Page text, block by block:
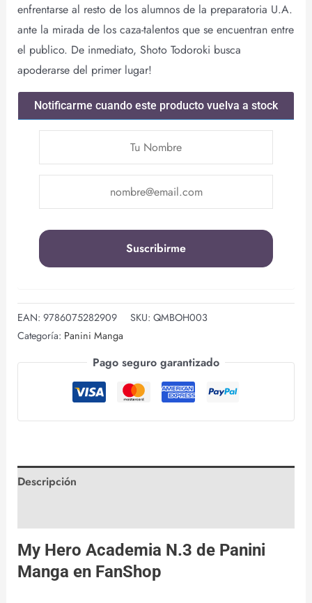
enfrentarse al resto de los alumnos de la preparatoria U.A.
ante la mirada de los caza-talentos que se encuentran entre
el publico. De inmediato, Shoto Todoroki busca
apoderarse del primer lugar!
Notificarme cuando este producto vuelva a stock
EAN: 9786075282909 SKU: QMBOH003
Categoría: Panini Manga
Pago seguro garantizado
Descripción
My Hero Academia N.3 de Panini
Manga en FanShop